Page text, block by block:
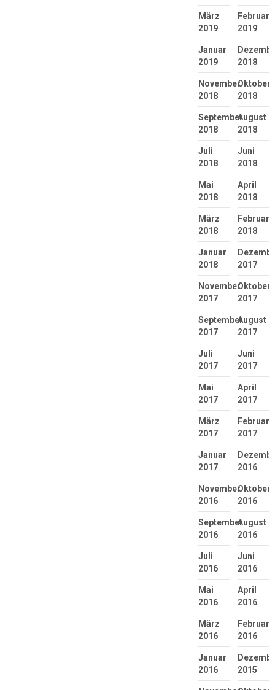
März
2019
Februar
2019
Januar
2019
2018
November
2018
Oktober
2018
September
2018
August
2018
Juli
2018
Juni
2018
Mai
2018
April
2018
März
2018
Februar
2018
Januar
2018
2017
November
2017
Oktober
2017
September
2017
August
2017
Juli
2017
Juni
2017
Mai
2017
April
2017
März
2017
Februar
2017
Januar
2017
2016
November
2016
Oktober
2016
September
2016
August
2016
Juli
2016
Juni
2016
Mai
2016
April
2016
März
2016
Februar
2016
Januar
2016
2015